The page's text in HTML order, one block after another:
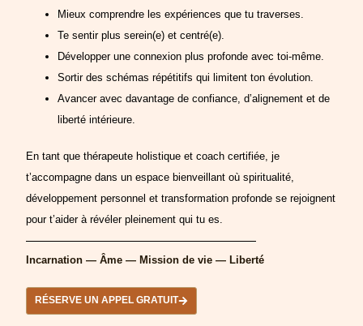
Mieux comprendre les expériences que tu traverses.
Te sentir plus serein(e) et centré(e).
Développer une connexion plus profonde avec toi-même.
Sortir des schémas répétitifs qui limitent ton évolution.
Avancer avec davantage de confiance, d’alignement et de
liberté intérieure.
En tant que thérapeute holistique et coach certifiée, je
t’accompagne dans un espace bienveillant où spiritualité,
développement personnel et transformation profonde se rejoignent
pour t’aider à révéler pleinement qui tu es.
Incarnation — Âme — Mission de vie — Liberté
RÉSERVE UN APPEL GRATUIT